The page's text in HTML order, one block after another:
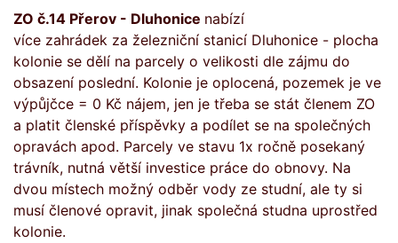
ZO č.14 Přerov - Dluhonice nabízí
více zahrádek za železniční stanicí Dluhonice - plocha
kolonie se dělí na parcely o velikosti dle zájmu do
obsazení poslední. Kolonie je oplocená, pozemek je ve
výpůjčce = 0 Kč nájem, jen je třeba se stát členem ZO
a platit členské příspěvky a podílet se na společných
opravách apod. Parcely ve stavu 1x ročně posekaný
trávník, nutná větší investice práce do obnovy. Na
dvou místech možný odběr vody ze studní, ale ty si
musí členové opravit, jinak společná studna uprostřed
kolonie.